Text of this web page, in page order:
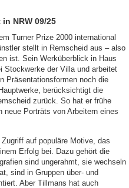
NRW 09/25
Turner Prize 2000 international
stellt in Remscheid aus – also
ist. Sein Werküberblick in Haus
Stockwerke der Villa und arbeitet
Präsentationsformen noch die
berücksichtigt die
zurück. So hat er frühe
neue Porträts von Arbeitern eines
auf populäre Motive, das
Erfolg bei. Dazu gehört die
sind ungerahmt, sie wechseln
sind in Gruppen über- und
Aber Tillmans hat auch